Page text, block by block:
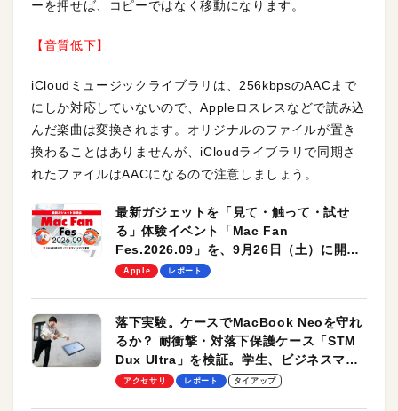
ーを押せば、コピーではなく移動になります。
【音質低下】
iCloudミュージックライブラリは、256kbpsのAACまで
にしか対応していないので、Appleロスレスなどで読み込
んだ楽曲は変換されます。オリジナルのファイルが置き
換わることはありませんが、iCloudライブラリで同期さ
れたファイルはAACになるので注意しましょう。
最新ガジェットを「見て・触って・試せ
る」体験イベント「Mac Fan
Fes.2026.09」を、9月26日（土）に開催
します！
Apple レポート
落下実験。ケースでMacBook Neoを守れ
るか？ 耐衝撃・対落下保護ケース「STM
Dux Ultra」を検証。学生、ビジネスマン
のモバイルユースに最適！
アクセサリ レポート タイアップ